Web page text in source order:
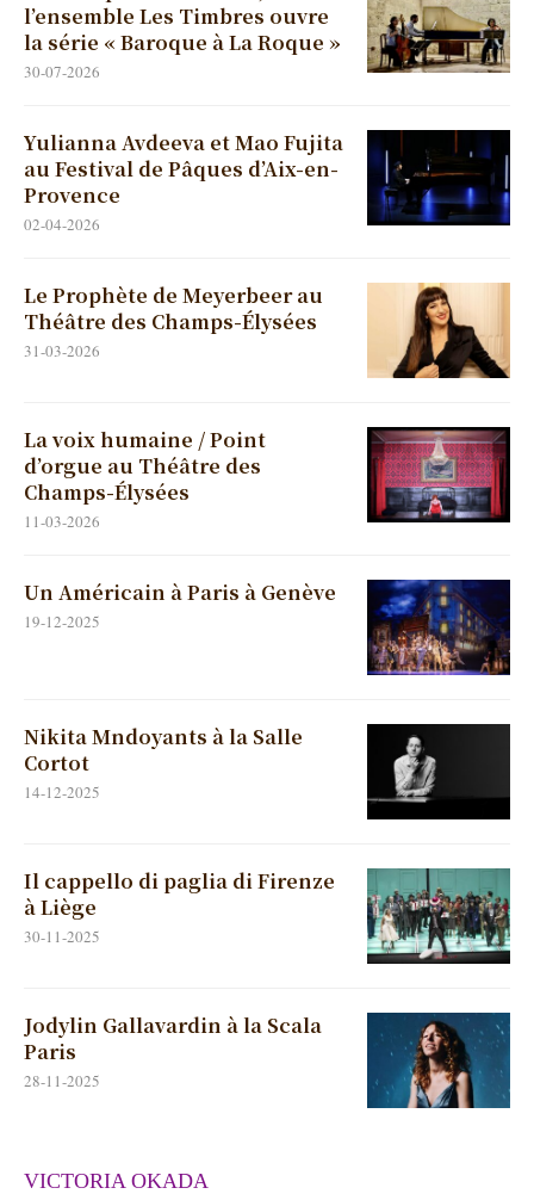
l’ensemble Les Timbres ouvre
la série « Baroque à La Roque »
30-07-2026
Yulianna Avdeeva et Mao Fujita
au Festival de Pâques d’Aix-en-
Provence
02-04-2026
Le Prophète de Meyerbeer au
Théâtre des Champs-Élysées
31-03-2026
La voix humaine / Point
d’orgue au Théâtre des
Champs-Élysées
11-03-2026
Un Américain à Paris à Genève
19-12-2025
Nikita Mndoyants à la Salle
Cortot
14-12-2025
Il cappello di paglia di Firenze
à Liège
30-11-2025
Jodylin Gallavardin à la Scala
Paris
28-11-2025
VICTORIA OKADA